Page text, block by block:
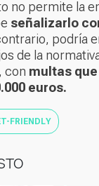
no permite la
señalizarlo
podría
de la
con multas
euros.
FRIENDLY